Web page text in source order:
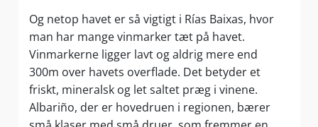
Og netop havet er så vigtigt i Rías Baixas, hvor
man har mange vinmarker tæt på havet.
Vinmarkerne ligger lavt og aldrig mere end
300m over havets overflade. Det betyder et
friskt, mineralsk og let saltet præg i vinene.
Albariño, der er hovedruen i regionen, bærer